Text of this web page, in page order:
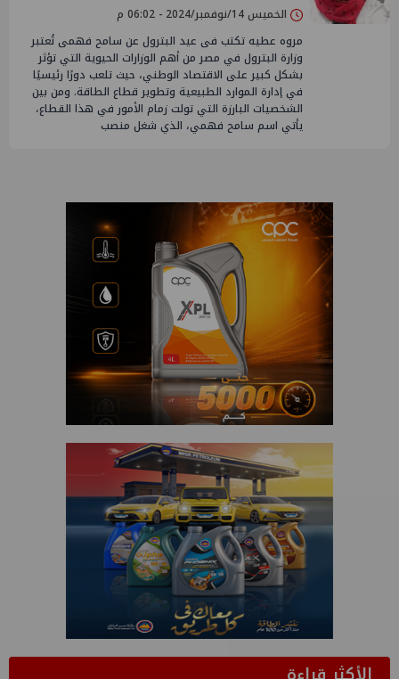
الخميس 14/نوفمبر/2024 - 06:02 م
مروه عطيه تكتب فى عيد البترول عن سامح فهمى تُعتبر
وزارة البترول في مصر من أهم الوزارات الحيوية التي تؤثر
بشكل كبير على الاقتصاد الوطني، حيث تلعب دورًا رئيسيًا
في إدارة الموارد الطبيعية وتطوير قطاع الطاقة. ومن بين
الشخصيات البارزة التي تولت زمام الأمور في هذا القطاع،
يأتي اسم سامح فهمي، الذي شغل منصب